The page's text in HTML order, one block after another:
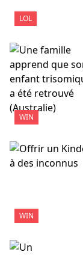
LOL
WIN
WIN